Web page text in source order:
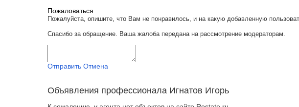
Пожаловаться
Пожалуйста, опишите, что Вам не понравилось, и на какую добавленную
Спасибо за обращение. Ваша жалоба передана на рассмотрение модераторам.
Отправить Отмена
Объявления профессионала Игнатов Игорь